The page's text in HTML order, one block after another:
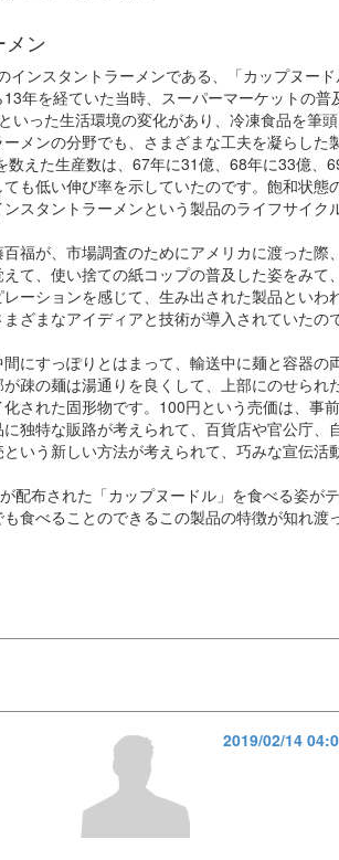
メン
ンスタントラーメンである、「カップヌード
年を経ていた当時、スーパーマーケットの普
った生活環境の変化があり、冷凍食品を筆頭
メンの分野でも、さまざまな工夫を凝らした
えた生産数は、67年に31億、68年に33億、
も低い伸び率を示していたのです。飽和状態
スタントラーメンという製品のライフサイク
福が、市場調査のためにアメリカに渡った際
て、使い捨ての紙コップの普及した姿をみて
ーションを感じて、生み出された製品といわ
ざまなアイディアと技術が導入されていたの
にすっぽりとはまって、輸送中に麺と容器の
疎の麺は湯通りを良くして、上部にのせられ
された固形物です。100円という売価は、事
独特な販路が考えられて、百貨店や官公庁、
いう新しい方法が考えられて、巧みな宣伝活
配布された「カップヌードル」を食べる姿が
食べることのできるこの製品の特徴が知れ渡
2019/02/14